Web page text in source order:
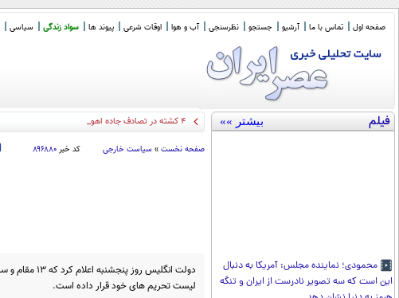
صفحه اول تماس با ما آرشیو جستجو نظرسنجی آب و هوا اوقات شرعی پیوند ها سواد زندگی سیاسی
فیلم بیشتر »»
محمودی؛ نماینده مجلس: آمریکا به دنبال
این است که سه تصویر نادرست از ایران و تنگه
۴ کشته در تصادف جاده اهواز خرمشهر
صفحه نخست » سیاست خارجی کد خبر ۸۹۶۸۸۰
دولت انگلیس روز
لیست تحریم‌ های خود قرار داده است.